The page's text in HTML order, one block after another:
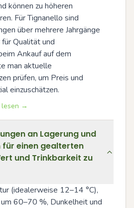
können zu höheren
Für Tignanello sind
über mehrere Jahrgänge
Qualität und
Ankauf auf dem
man aktuelle
prüfen, um Preis und
einzuschätzen.
lesen →
an Lagerung und
einen gealterten
und Trinkbarkeit zu
(idealerweise 12–14 °C),
60–70 %, Dunkelheit und